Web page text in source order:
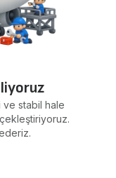
ve stabil hale